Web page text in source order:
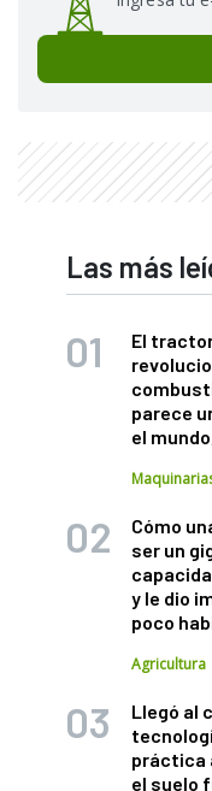
Las más
El
parece
el
Cómo
ser un
y le dio
poco
Agricultura
Llegó al
práctica
el suelo